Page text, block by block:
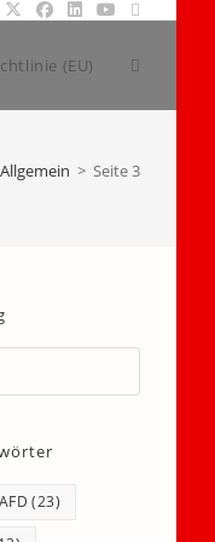
(EU) Website-
Allgemein > Seite 3
Escape
AFD (23)